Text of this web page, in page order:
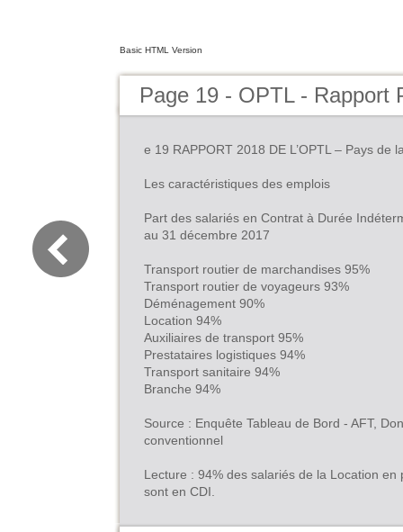
Basic HTML Version
Page 19 - OPTL - Rapport
e 19 RAPPORT 2018 DE L’OPTL – Pays de
Les caractéristiques des emplois
Part des salariés en Contrat à Durée
au 31 décembre 2017
Transport routier de marchandises 95%
Transport routier de voyageurs 93%
Déménagement 90%
Location 94%
Auxiliaires de transport 95%
Prestataires logistiques 94%
Transport sanitaire 94%
Branche 94%
Source : Enquête Tableau de Bord - AFT,
conventionnel
Lecture : 94% des salariés de la Location
sont en CDI.